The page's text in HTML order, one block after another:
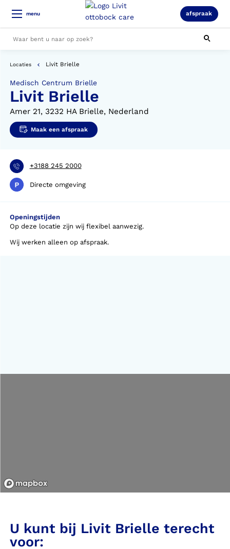
menu afspraak
Alle resultaten
Locaties Livit Brielle
Medisch Centrum Brielle
Livit Brielle
Amer 21, 3232 HA Brielle, Nederland
Maak een afspraak
+3188 245 2000
Directe omgeving
Openingstijden
Op deze locatie zijn wij flexibel aanwezig.
Wij werken alleen op afspraak.
U kunt bij Livit Brielle terecht
voor: